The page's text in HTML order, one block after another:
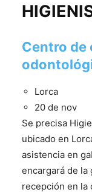
Centro de
Lorca
20 de nov
Se precisa
ubicado en
asistencia en
encargará de la
recepción en la